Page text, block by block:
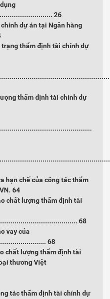
26
dự án tại Ngân hàng
thẩm định tài chính dự
thẩm định tài chính dự
hạn chế của công tác thẩm
64
chất lượng thẩm định tài
68
vay của
68
chất lượng thẩm định tài
thương Việt
tác thẩm định tài chính dự